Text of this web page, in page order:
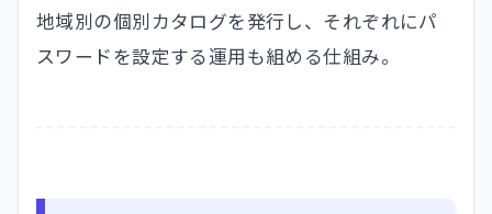
地域別の個別カタログを発行し、それぞれにパ
スワードを設定する運用も組める仕組み。